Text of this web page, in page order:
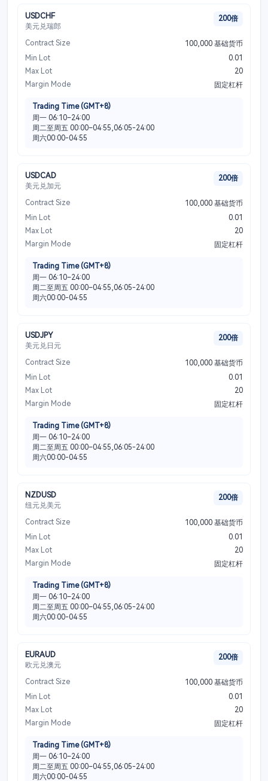
USDCHF
美元兑瑞郎
200倍
Contract Size
100,000 基础货币
Min Lot
0.01
Max Lot
20
Margin Mode
固定杠杆
Trading Time (GMT+8)
周一 06:10–24:00
周二至周五 00:00–04:55,06:05-24:00
周六00:00-04:55
USDCAD
美元兑加元
200倍
Contract Size
100,000 基础货币
Min Lot
0.01
Max Lot
20
Margin Mode
固定杠杆
Trading Time (GMT+8)
周一 06:10–24:00
周二至周五 00:00–04:55,06:05-24:00
周六00:00-04:55
USDJPY
美元兑日元
200倍
Contract Size
100,000 基础货币
Min Lot
0.01
Max Lot
20
Margin Mode
固定杠杆
Trading Time (GMT+8)
周一 06:10–24:00
周二至周五 00:00–04:55,06:05-24:00
周六00:00-04:55
NZDUSD
纽元兑美元
200倍
Contract Size
100,000 基础货币
Min Lot
0.01
Max Lot
20
Margin Mode
固定杠杆
Trading Time (GMT+8)
周一 06:10–24:00
周二至周五 00:00–04:55,06:05-24:00
周六00:00-04:55
EURAUD
欧元兑澳元
200倍
Contract Size
100,000 基础货币
Min Lot
0.01
Max Lot
20
Margin Mode
固定杠杆
Trading Time (GMT+8)
周一 06:10–24:00
周二至周五 00:00–04:55,06:05-24:00
周六00:00-04:55